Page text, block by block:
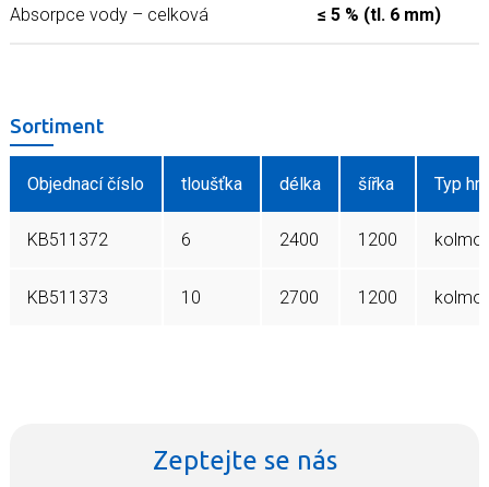
Absorpce vody – celková ≤ 5 % (tl. 6 mm)
Sortiment
Objednací číslo tloušťka délka šířka Typ
KB511372 6 2400 1200 kolmo
KB511373 10 2700 1200 kolmo
Zeptejte se nás